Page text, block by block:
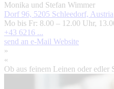
Monika und Stefan Wimmer
Dorf 96, 5205 Schleedorf, Austria
Mo bis Fr: 8.00 – 12.00 Uhr,
+43 6216 ...
send an e-Mail Website
»
«
Ob aus feinem Leinen oder edler